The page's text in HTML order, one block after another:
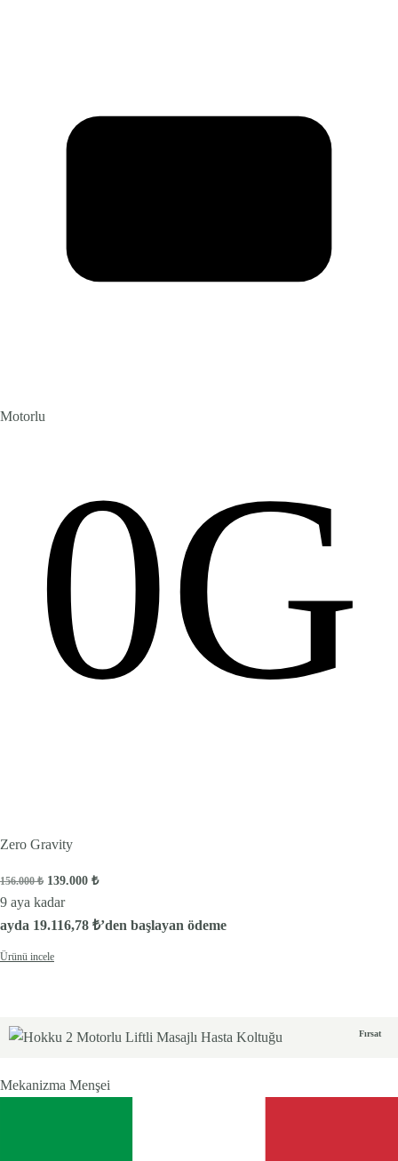
Motorlu
0G
Zero Gravity
156.000₺ Orijinal fiyat: 156.000 ₺.
139.000 ₺Şu andaki fiyat: 139.000 ₺.
9 aya kadar
ayda 19.116,78 ₺’den başlayan ödeme
Ürünü incele
Fırsat
Mekanizma Menşei